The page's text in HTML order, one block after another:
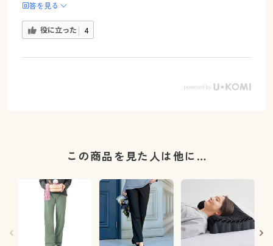
回答を見る
役に立った 4
この商品を見た人は他に…